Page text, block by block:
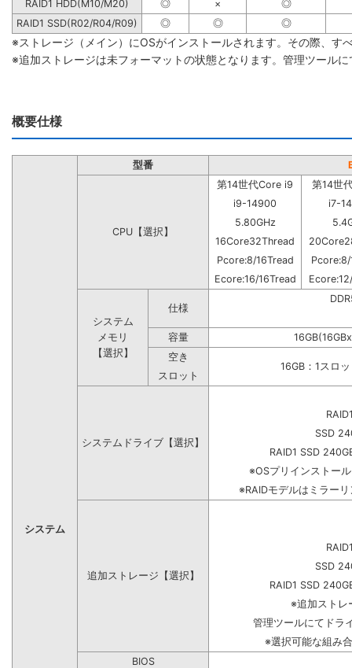
RAID1 HDD(M10/M20) ◎ ×
◎
RAID1 SSD(R02/R04/R09)
◎ ◎ ◎
※ストレージ（メイン）にOSがインストールされます。その際、す
※追加ストレージは未フォーマットの状態となります。管理ツール
概要仕様
システム
型番
CPU【選択】
第14世代Core i9
第14世
i9-14900
i7-
5.80GHz
16Core32Thread
Pcore:8/16Tread
Ecore:16/16Tread
システム
メモリ
【選択】
仕様
容量
空き
16GB：1スロ
スロット
システムドライブ【選択】
SSD
RAID1 SSD
※OSプリインストー
※RAIDモデルはミラー
追加ストレージ【選択】
SSD
RAID1 SSD
※追加ストレ
管理ツールにてドラ
※選択可能な組み
BIOS